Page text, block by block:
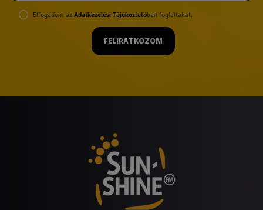
Elfogadom az Adatkezelési Tájékoztatóban foglaltakat.
FELIRATKOZOM